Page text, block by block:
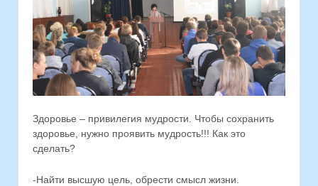
Здоровье – привилегия мудрости. Чтобы сохранить
здоровье, нужно проявить мудрость!!! Как это
сделать?
-Найти высшую цель, обрести смысл жизни.